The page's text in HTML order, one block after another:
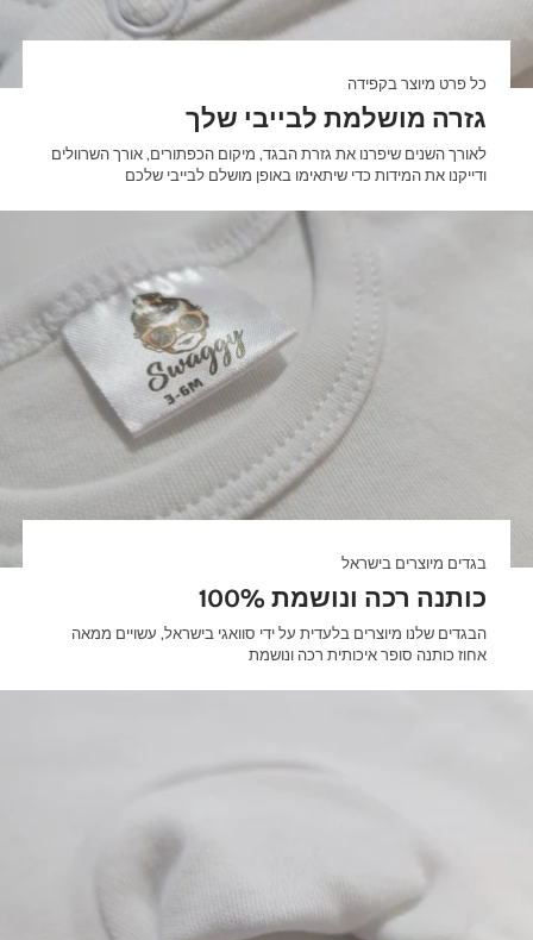
כל פרט מיוצר בקפידה
גזרה מושלמת לבייבי שלך
לאורך השנים שיפרנו את גזרת הבגד, מיקום הכפתורים, אורך השרוולים
ודייקנו את המידות כדי שיתאימו באופן מושלם לבייבי שלכם
בגדים מיוצרים בישראל
100% כותנה רכה ונושמת
הבגדים שלנו מיוצרים בלעדית על ידי סוואגי בישראל, עשויים ממאה
אחוז כותנה סופר איכותית רכה ונושמת